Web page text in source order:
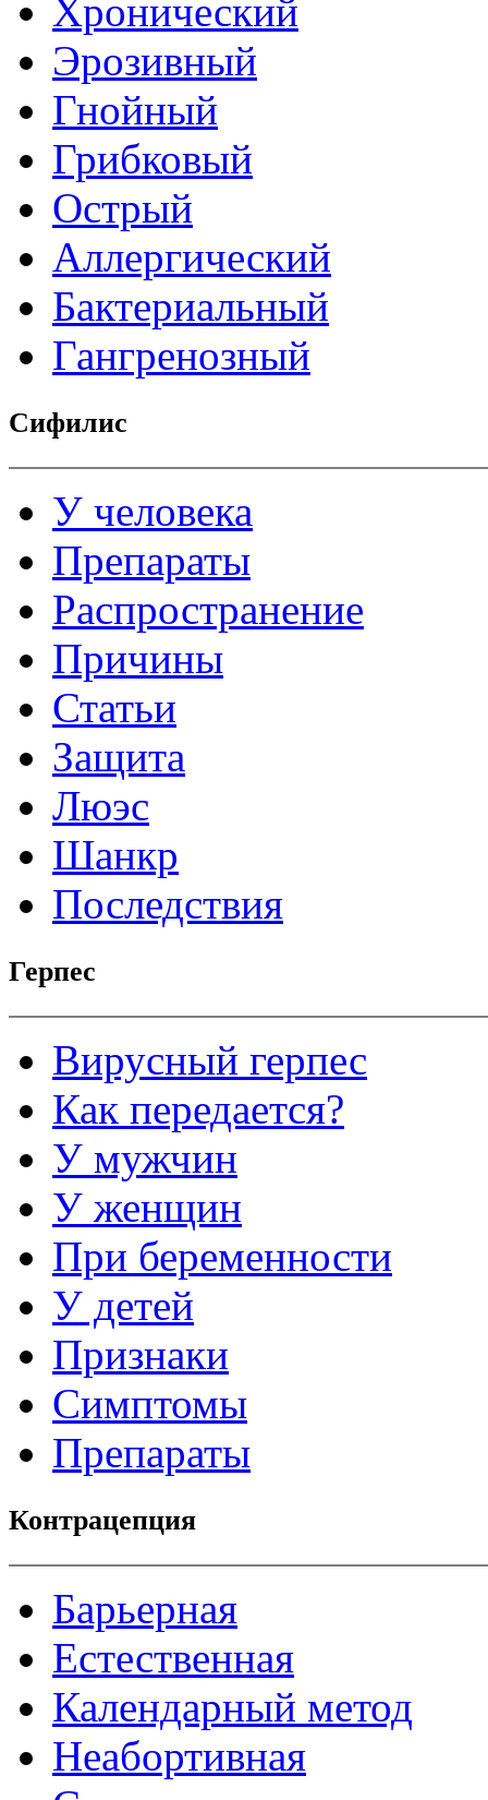
Хронический
Эрозивный
Гнойный
Грибковый
Острый
Аллергический
Бактериальный
Гангренозный
Сифилис
У человека
Препараты
Распространение
Причины
Статьи
Защита
Люэс
Шанкр
Последствия
Герпес
Вирусный герпес
Как передается?
У мужчин
У женщин
При беременности
У детей
Признаки
Симптомы
Препараты
Контрацепция
Барьерная
Естественная
Календарный метод
Неабортивная